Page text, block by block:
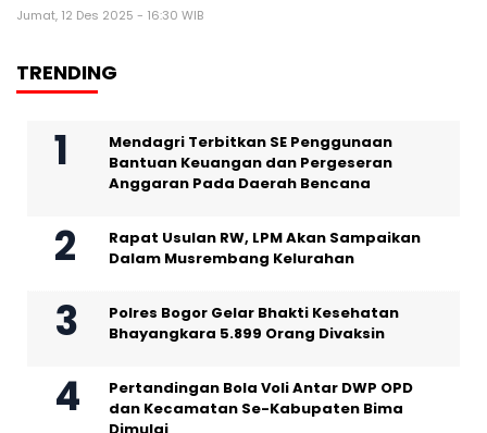
Jumat, 12 Des 2025 - 16:30 WIB
TRENDING
Mendagri Terbitkan SE Penggunaan
Bantuan Keuangan dan Pergeseran
Anggaran Pada Daerah Bencana
Rapat Usulan RW, LPM Akan Sampaikan
Dalam Musrembang Kelurahan
Polres Bogor Gelar Bhakti Kesehatan
Bhayangkara 5.899 Orang Divaksin
Pertandingan Bola Voli Antar DWP OPD
dan Kecamatan Se-Kabupaten Bima